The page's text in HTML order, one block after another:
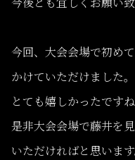
今回、大会会場で初め
かけていただけました。
とても嬉しかったですね
是非大会会場で藤井を
いただければと思います